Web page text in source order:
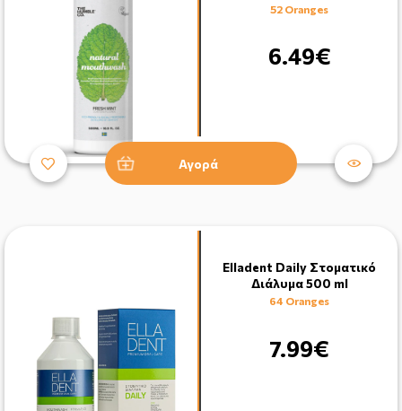
52 Oranges
6.49€
Αγορά
Elladent Daily Στοματικό
Διάλυμα 500 ml
64 Oranges
7.99€